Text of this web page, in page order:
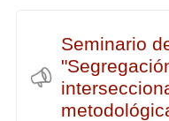
Seminario